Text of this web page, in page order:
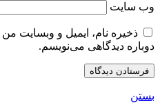
وب‌ سایت
ذخیره نام، ایمیل و وبسایت
دوباره دیدگاهی می‌نویسم.
بستن